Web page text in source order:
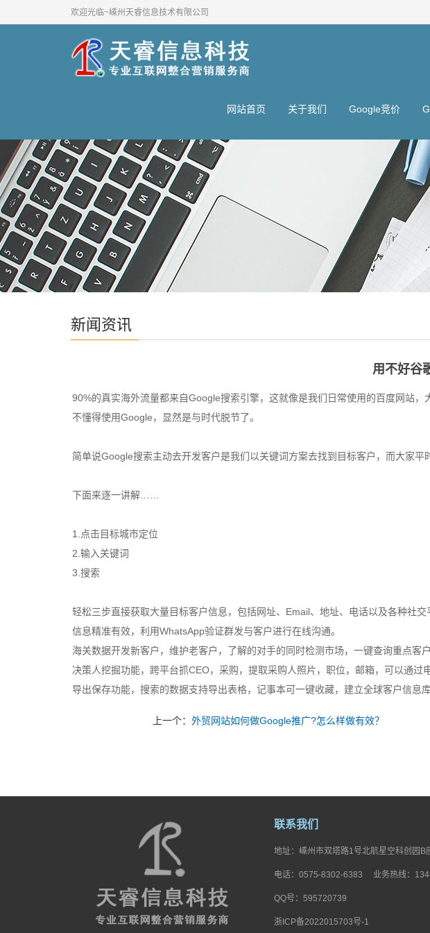
欢迎光临~嵊州天睿信息技术有限公司
网站首页 关于我们 Google竞价
新闻资讯
用不好谷
90%的真实海外流量都来自Google搜索引擎，这就像是我们日常使用的百度网站
不懂得使用Google，显然是与时代脱节了。
简单说Google搜索主动去开发客户是我们以关键词方案去找到目标客户，而大家平
下面来逐一讲解……
1.点击目标城市定位
2.输入关键词
3.搜索
轻松三步直接获取大量目标客户信息，包括网址、Email、地址、电话以及各种社交
信息精准有效，利用WhatsApp验证群发与客户进行在线沟通。
海关数据开发新客户，维护老客户，了解的对手的同时检测市场，一键查询重点客户
决策人挖掘功能，跨平台抓CEO，采购，提取采购人照片，职位，邮箱，可以通过
导出保存功能，搜索的数据支持导出表格，记事本可一键收藏，建立全球客户信息库
上一个： 外贸网站如何做Google推广?怎么样做有效？
联系我们
地址：嵊州市双塔路1号北航星空科创园B
电话：0575-8302-6383 业务热线：
QQ号：595720739
浙ICP备2022015703号-1